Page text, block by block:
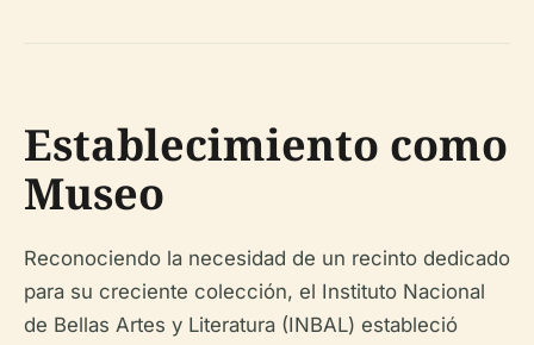
Establecimiento como
Museo
Reconociendo la necesidad de un recinto dedicado
para su creciente colección, el Instituto Nacional
de Bellas Artes y Literatura (INBAL) estableció